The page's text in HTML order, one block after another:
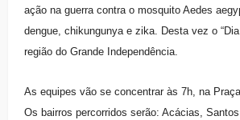
ação na guerra contra o mosquito Aedes
dengue, chikungunya e zika. Desta vez o
região do Grande Independência.
As equipes vão se concentrar às 7h, na
Os bairros percorridos serão: Acácias, Santos